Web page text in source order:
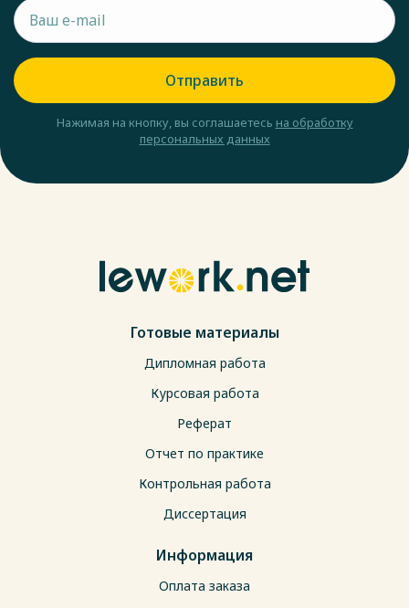
Отправить
Нажимая на кнопку, вы соглашаетесь на обработку
персональных данных
Готовые материалы
Дипломная работа
Курсовая работа
Реферат
Отчет по практике
Контрольная работа
Диссертация
Информация
Оплата заказа